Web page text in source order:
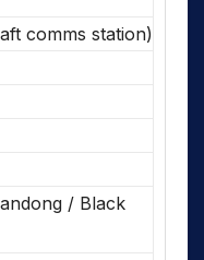
comms station)
/ Black